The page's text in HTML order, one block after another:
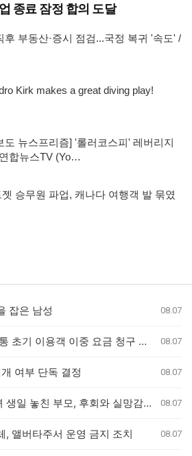
종료 잠정 합의 도달
후 부동산·증시 점검...국정 복귀 '속도' /
Kirk makes a great diving play!
도 뉴스프리즘] '롤러코스피' 레버리지
합뉴스TV (Yo…
승무원 파업, 캐나다 여행객 발 묶였
잡은 남성 08.07
고디 하우 국제대교, 개통 초기 이용객 이중 요금 청구 의혹 제기 08.07
여부 단독 결정 08.07
웨스트젯 파업으로 자녀 생일 놓친 부모, 후회와 실망감 호소 08.07
, 앨버타주서 운영 금지 조치 08.07